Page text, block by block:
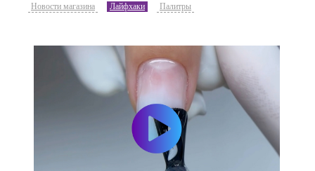
Новости магазина
Лайфхаки Палитры